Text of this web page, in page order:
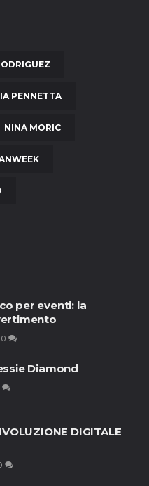
PENNETTA
NINA MORIC
per eventi: la
0
Diamond
DIGITALE